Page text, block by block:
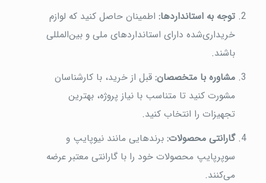
توجه به استانداردها:اطمینان حاصل کنید که لوازم
خریداری‌شده دارای استانداردهای ملی و بین‌المللی
باشند.
مشاوره با متخصصان:قبل از خرید، با کارشناسان
مشورت کنید تا متناسب با نیاز پروژه، بهترین
تجهیزات را انتخاب کنید.
گارانتی محصولات:برندهایی مانند نیوپایپ و
سوپرپایپ محصولات خود را با گارانتی معتبر عرضه
می‌کنند.